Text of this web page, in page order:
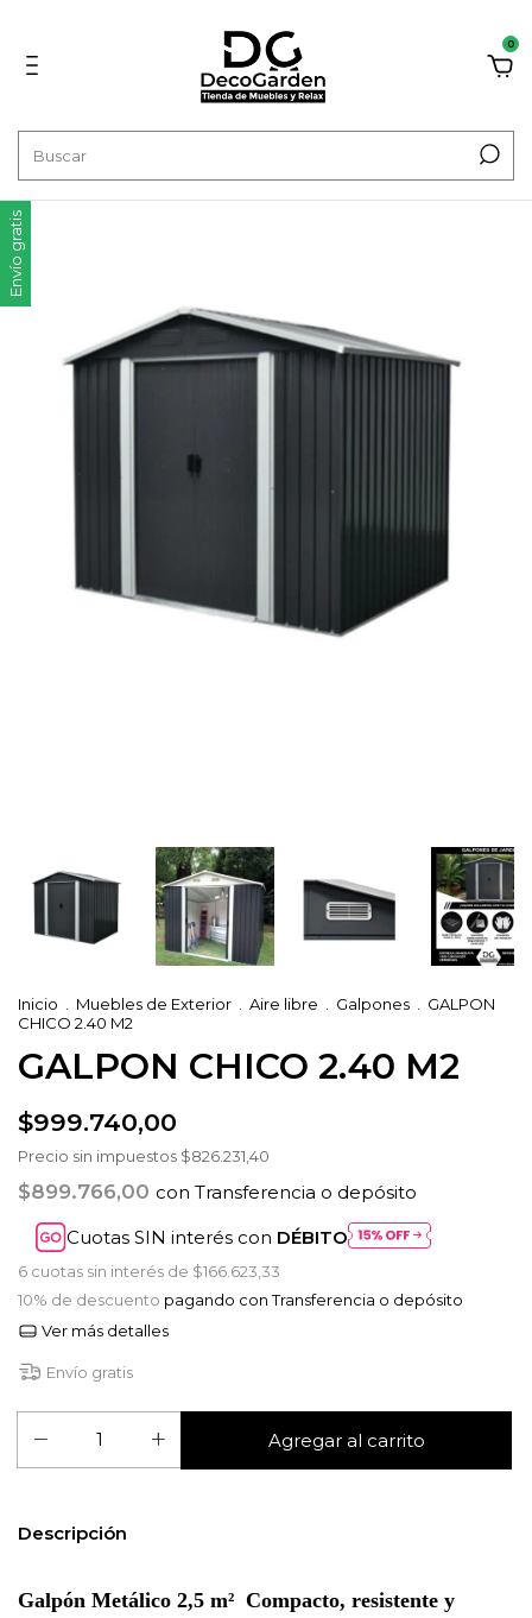
0
Envío gratis
Inicio . Muebles de Exterior . Aire libre . Galpones . GALPON
CHICO 2.40 M2
GALPON CHICO 2.40 M2
$999.740,00
Precio sin impuestos $826.231,40
$899.766,00 con Transferencia o depósito
Cuotas SIN interés con DÉBITO
6 cuotas sin interés de $166.623,33
10% de descuento pagando con Transferencia o depósito
Ver más detalles
Envío gratis
Descripción
Galpón Metálico 2,5 m² Compacto, resistente y